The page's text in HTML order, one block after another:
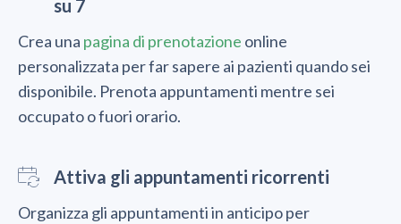
su 7
Crea una pagina di prenotazione online
personalizzata per far sapere ai pazienti quando sei
disponibile. Prenota appuntamenti mentre sei
occupato o fuori orario.
Attiva gli appuntamenti ricorrenti
Organizza gli appuntamenti in anticipo per